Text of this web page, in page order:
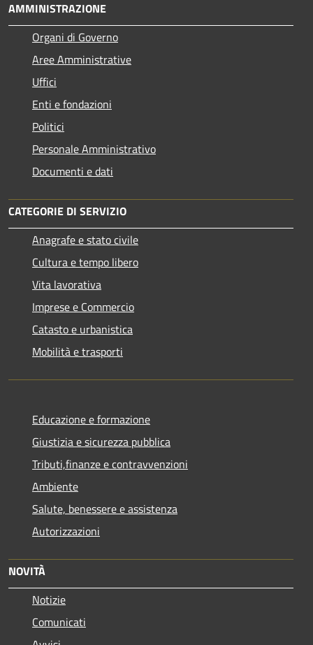
AMMINISTRAZIONE
Organi di Governo
Aree Amministrative
Uffici
Enti e fondazioni
Politici
Personale Amministrativo
Documenti e dati
CATEGORIE DI SERVIZIO
Anagrafe e stato civile
Cultura e tempo libero
Vita lavorativa
Imprese e Commercio
Catasto e urbanistica
Mobilità e trasporti
Educazione e formazione
Giustizia e sicurezza pubblica
Tributi,finanze e contravvenzioni
Ambiente
Salute, benessere e assistenza
Autorizzazioni
NOVITÀ
Notizie
Comunicati